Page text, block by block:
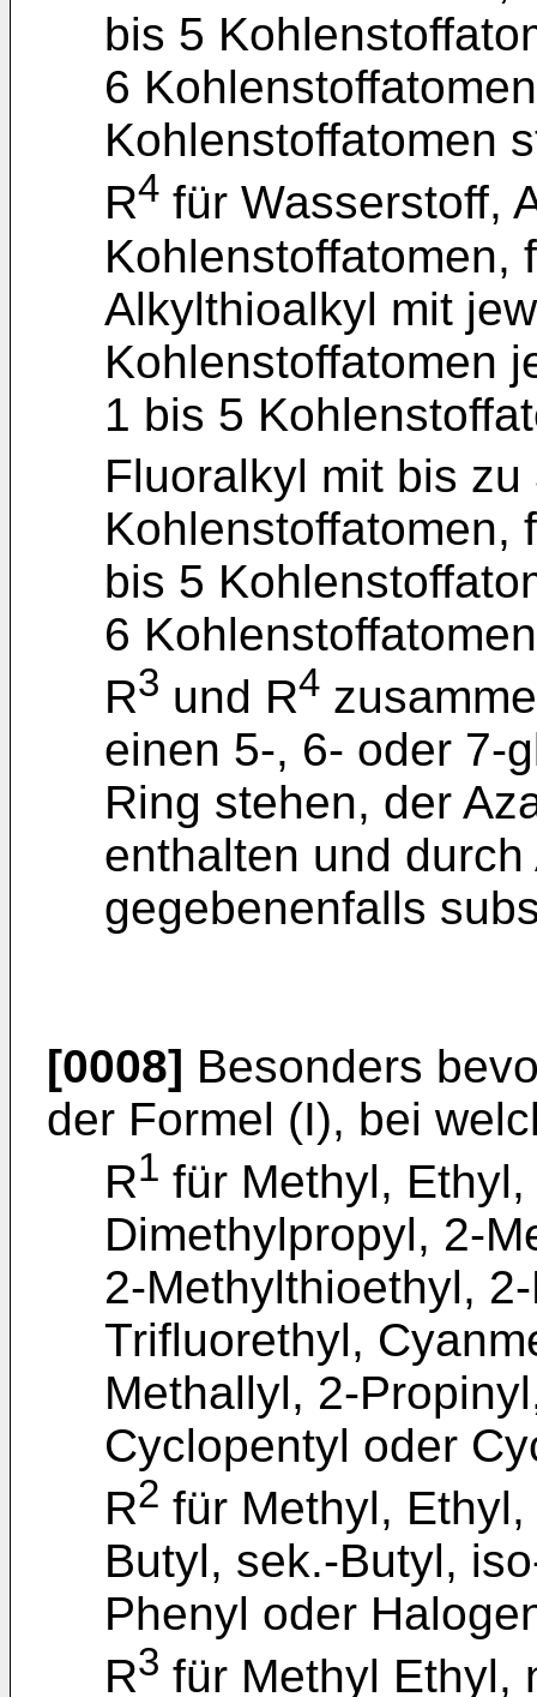
bis 5
6
Kohlenstoffatomen
R4 für Wasserstoff,
Kohlenstoffatomen,
Alkylthioalkyl mit
Kohlenstoffatomen
1 bis 5
Fluoralkyl mit bis
Kohlenstoffatomen,
bis 5
6
R3 und R4
einen 5-, 6- oder 7-
Ring stehen, der
enthalten und
gegebenenfalls
[0008] Besonders
der Formel (I), bei
R1 für Methyl,
Dimethylpropyl, 2-
2-Methylthioethyl,
Trifluorethyl,
Methallyl, 2-
Cyclopentyl oder
R2 für Methyl,
Butyl, sek.-Butyl,
Phenyl oder
R3 für Methyl Ethyl,